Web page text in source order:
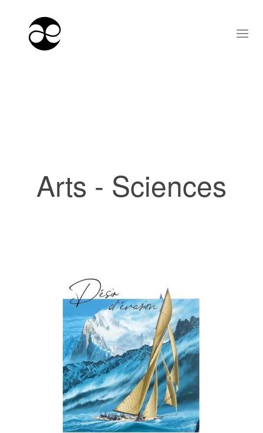
Arts - Sciences